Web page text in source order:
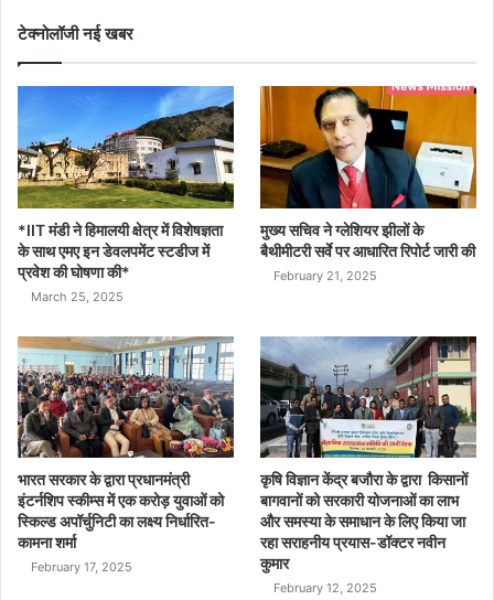
टेक्नोलॉजी नई खबर
*IIT मंडी ने हिमालयी क्षेत्र में विशेषज्ञता
के साथ एमए इन डेवलपमेंट स्टडीज में
प्रवेश की घोषणा की*
March 25, 2025
मुख्य सचिव ने ग्लेशियर झीलों के
बैथीमीटरी सर्वे पर आधारित रिपोर्ट जारी की
February 21, 2025
भारत सरकार के द्वारा प्रधानमंत्री
इंटर्नशिप स्कीम्स में एक करोड़ युवाओं को
स्किल्ड अपॉर्चुनिटी का लक्ष्य निर्धारित-
कामना शर्मा
February 17, 2025
कृषि विज्ञान केंद्र बजौरा के द्वारा किसानों
बागवानों को सरकारी योजनाओं का लाभ
और समस्या के समाधान के लिए किया जा
रहा सराहनीय प्रयास-डॉक्टर नवीन
कुमार
February 12, 2025